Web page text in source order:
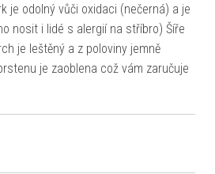
je odolný vůči oxidaci (nečerná) a je
nosit i lidé s alergií na stříbro) Šíře
je leštěný a z poloviny jemně
je zaoblena což vám zaručuje